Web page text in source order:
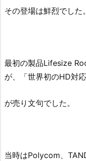
その登場は鮮烈でした。
最初の製品Lifesize
が、「世界初のHD対応
が売り文句でした。
当時はPolycom、